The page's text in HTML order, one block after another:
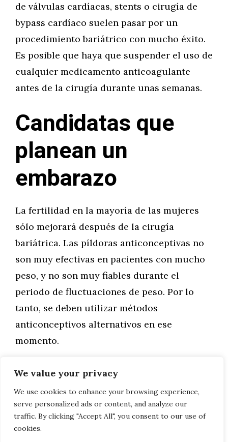
We value your privacy
We use cookies to enhance your browsing experience,
serve personalized ads or content, and analyze our
traffic. By clicking "Accept All", you consent to our use of
cookies.
de válvulas cardíacas, stents o cirugía de
bypass cardíaco suelen pasar por un
procedimiento bariátrico con mucho éxito.
Es posible que haya que suspender el uso de
cualquier medicamento anticoagulante
antes de la cirugía durante unas semanas.
Candidatas que
planean un
embarazo
La fertilidad en la mayoría de las mujeres
sólo mejorará después de la cirugía
bariátrica. Las píldoras anticonceptivas no
son muy efectivas en pacientes con mucho
peso, y no son muy fiables durante el
periodo de fluctuaciones de peso. Por lo
tanto, se deben utilizar métodos
anticonceptivos alternativos en ese
momento.
Categorías
Salud
Producir agua caliente es caro
Ferrari se pasa al lado oscuro